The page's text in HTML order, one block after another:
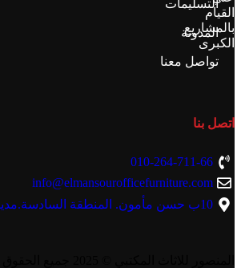
القيام
بالمشاريع
الكبرى
التسليمات
المدونة
تواصل معنا
اتصل بنا
010-264-711-66
info@elmansourofficefurniture.com
10ب حسن مأمون. المنطقة السادسة.مدينة نصر